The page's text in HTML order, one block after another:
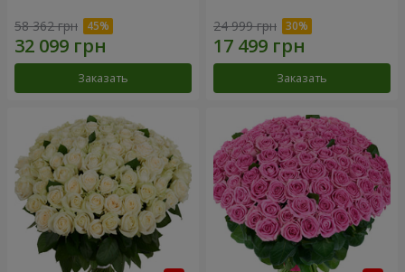
58 362 грн
Заказать
24 999 грн
Заказать